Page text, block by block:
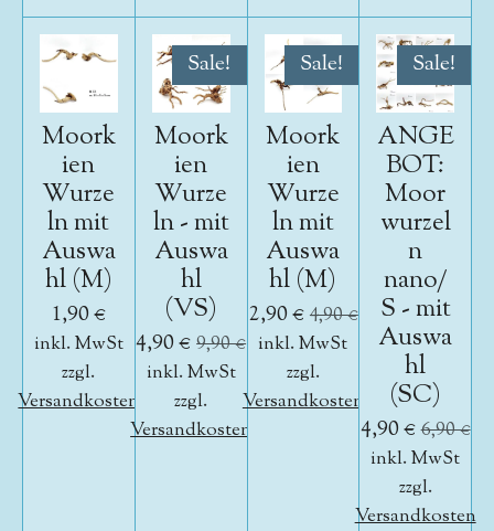
Moork
ien
Wurze
ln mit
Auswa
hl (M)
1,90 €
inkl. MwSt
zzgl.
Versandkosten
Sale!
Moork
ien
Wurze
ln - mit
Auswa
hl
(VS)
4,90 € 9,90 €
inkl. MwSt
zzgl.
Versandkosten
Sale!
Moork
ien
Wurze
ln mit
Auswa
hl (M)
2,90 € 4,90 €
inkl. MwSt
zzgl.
Versandkosten
Sale!
ANGE
BOT:
Moor
wurzel
n
nano/
S - mit
Auswa
hl
(SC)
4,90 €6,90 €
inkl. MwSt
zzgl.
Versandkosten